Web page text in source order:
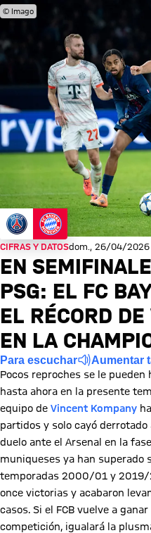
© Imago
CIFRAS Y DATOSdom., 26/04/2026
EN
PSG: EL FC
EL RÉCORD
EN LA
Para escuchar Aumentar
Pocos reproches se le
hasta ahora en la presente
equipo de Vincent Kompany
partidos y solo cayó
duelo ante el Arsenal en la
muniqueses ya han superado
temporadas 2000/01 y 2019/
once victorias y acabaron
casos. Si el FCB vuelve a
competición, igualará la